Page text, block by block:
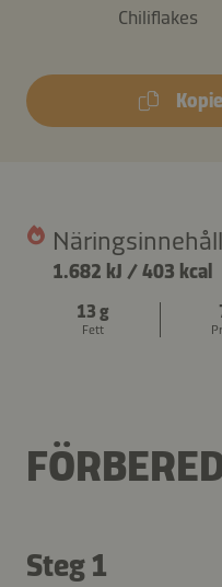
Chiliflakes
1.682 kJ /403 kcal
13 g
Fett
Steg 1